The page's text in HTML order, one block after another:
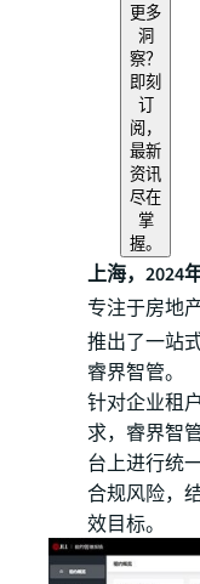
更多
洞
察？
即刻
订
阅，
最新
资讯
尽在
掌
握。
上海，2024
专注于房地
推出了一站
睿界智管。
针对企业租
求，睿界智
台上进行统
合规风险，
效目标。